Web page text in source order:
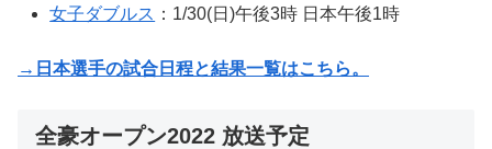
女子ダブルス ：1/30(日)午後3時 日本午後1時
→日本選手の試合日程と結果一覧はこちら。
全豪オープン2022 放送予定